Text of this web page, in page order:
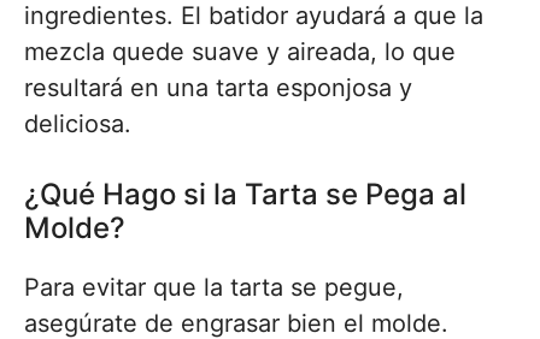
ingredientes. El batidor ayudará a que la
mezcla quede suave y aireada, lo que
resultará en una tarta esponjosa y
deliciosa.
¿Qué Hago si la Tarta se Pega al
Molde?
Para evitar que la tarta se pegue,
asegúrate de engrasar bien el molde.